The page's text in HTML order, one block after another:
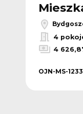
4
4
OJN-MS-